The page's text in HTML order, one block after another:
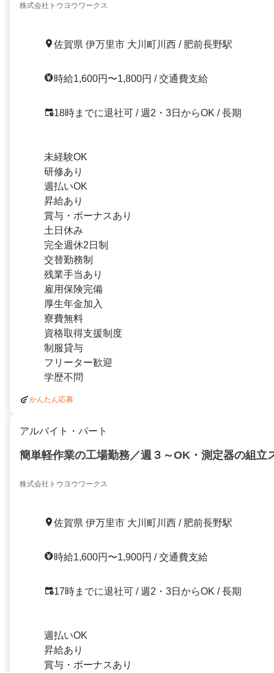
株式会社トウヨウワークス
佐賀県 伊万里市 大川町川西 / 肥前長野駅
時給1,600円〜1,800円 / 交通費支給
18時までに退社可 / 週2・3日からOK / 長期
未経験OK
研修あり
週払いOK
昇給あり
賞与・ボーナスあり
土日休み
完全週休2日制
交替勤務制
残業手当あり
雇用保険完備
厚生年金加入
寮費無料
資格取得支援制度
制服貸与
フリーター歓迎
学歴不問
かんたん応募
アルバイト・パート
簡単軽作業の工場勤務／週３～OK・測定器の組立
株式会社トウヨウワークス
佐賀県 伊万里市 大川町川西 / 肥前長野駅
時給1,600円〜1,900円 / 交通費支給
17時までに退社可 / 週2・3日からOK / 長期
週払いOK
昇給あり
賞与・ボーナスあり